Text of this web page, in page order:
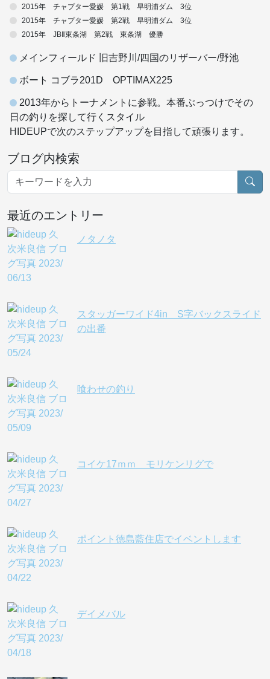
2015年 チャプター愛媛 第1戦 早明浦ダム 3位
2015年 チャプター愛媛 第2戦 早明浦ダム 3位
2015年 JBⅡ東条湖 第2戦 東条湖 優勝
メインフィールド 旧吉野川/四国のリザーバー/野池
ボート コブラ201D OPTIMAX225
2013年からトーナメントに参戦。本番ぶっつけでその
日の釣りを探して行くスタイル
HIDEUPで次のステップアップを目指して頑張ります。
ブログ内検索
最近のエントリー
ノタノタ
スタッガーワイド4in S字バックスライド
の出番
喰わせの釣り
コイケ17ｍｍ モリケンリグで
ポイント徳島藍住店でイベントします
デイメバル